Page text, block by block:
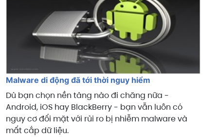
Malware di động đã tới thời nguy hiểm
Dù bạn chọn nền tảng nào đi chăng nữa -
Android, iOS hay BlackBerry - bạn vẫn luôn có
nguy cơ đối mặt với rủi ro bị nhiễm malware và
mất cắp dữ liệu.